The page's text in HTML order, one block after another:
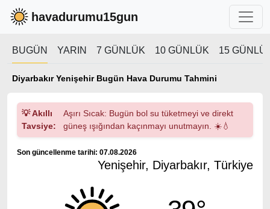
havadurumu15gun
BUGÜN YARIN 7 GÜNLÜK 10 GÜNLÜK 15
Diyarbakır Yenişehir Bugün Hava Durumu Tahmini
💡 Akıllı
Tavsiye:
Aşırı Sıcak: Bugün bol su tüketmeyi ve direkt
güneş ışığından kaçınmayı unutmayın. ☀️💧
Son güncellenme tarihi: 07.08.2026
Yenişehir, Diyarbakır, Türkiye